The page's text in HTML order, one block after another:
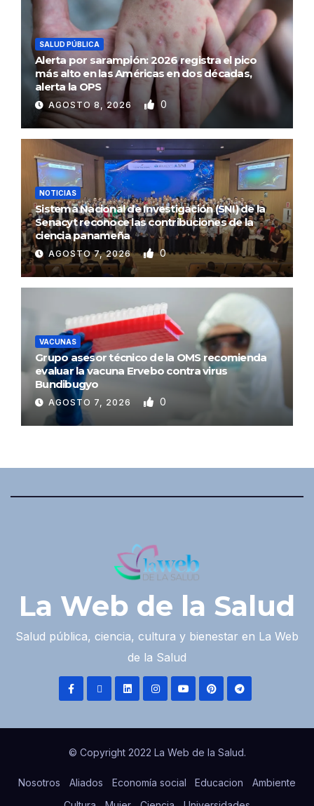
SALUD PÚBLICA
Alerta por sarampión: 2026 registra el pico
más alto en las Américas en dos décadas,
alerta la OPS
AGOSTO 8, 2026 0
NOTICIAS
Sistema Nacional de Investigación (SNI) de la
Senacyt reconoce las contribuciones de la
ciencia panameña
AGOSTO 7, 2026 0
VACUNAS
Grupo asesor técnico de la OMS recomienda
evaluar la vacuna Ervebo contra virus
Bundibugyo
AGOSTO 7, 2026 0
La Web de la Salud
Salud pública, ciencia, cultura y bienestar en La Web
de la Salud
© Copyright 2022 La Web de la Salud.
Nosotros Aliados Economía social Educacion
Ambiente